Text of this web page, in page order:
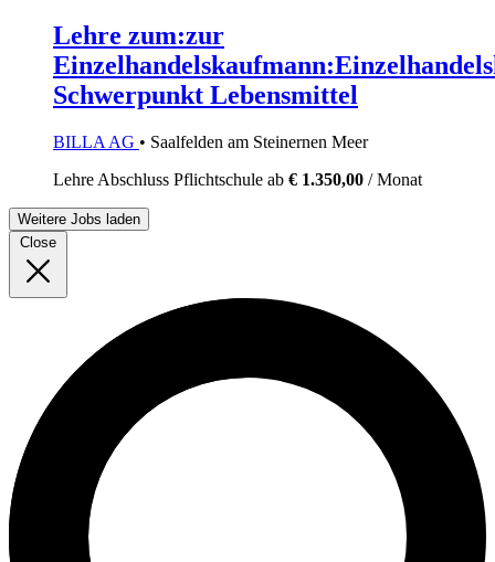
Lehre zum:zur
Schwerpunkt Lebensmittel
BILLA AG • Saalfelden am Steinernen Meer
Lehre Abschluss Pflichtschule ab € 1.350,00 / Monat
Weitere Jobs laden
Close